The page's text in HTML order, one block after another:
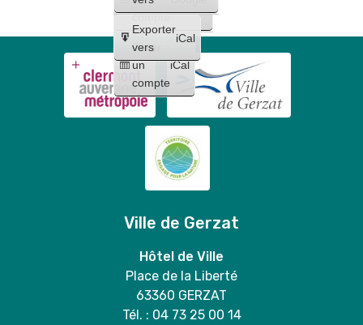
compte
Créer
un
compte
iCal
Exporter
vers
iCal
Ville de Gerzat
Hôtel de Ville
Place de la Liberté
63360 GERZAT
Tél. : 04 73 25 00 14